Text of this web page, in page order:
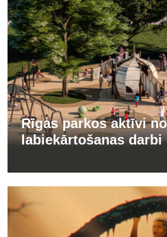
Rīgas parkos aktīvi
labiekārtošanas darbi